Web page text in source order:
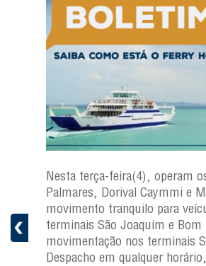
a
Nesta terça-feira(4), operam
Palmares, Dorival Caymmi e
movimento tranquilo para
terminais São Joaquim e Bom
movimentação nos terminais
Despacho em qualquer